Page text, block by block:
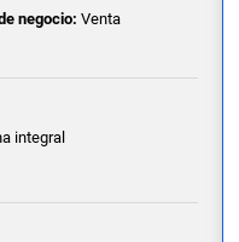
negocio: Venta
integral